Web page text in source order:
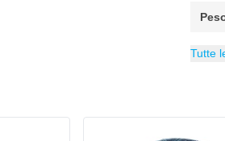
dai graffi, dagli urti e dagli
EAN
Tutte